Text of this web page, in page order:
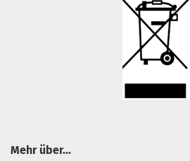
Mehr über...